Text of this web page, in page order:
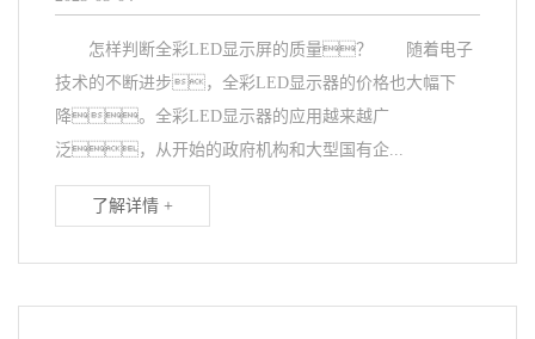
怎样判断全彩LED显示屏的质量？ 随着电子
技术的不断进步，全彩LED显示器的价格也大幅下
降。全彩LED显示器的应用越来越广
泛，从开始的政府机构和大型国有企...
了解详情 +